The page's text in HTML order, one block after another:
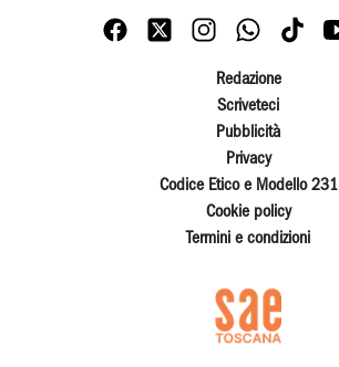
Redazione
Scriveteci
Pubblicità
Privacy
Codice Etico e Modello 231
Cookie policy
Termini e condizioni